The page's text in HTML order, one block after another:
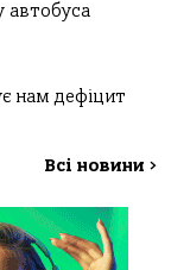
автобуса
нам дефіцит
Всі новини >